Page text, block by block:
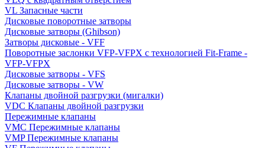
VL Запасные части
Дисковые поворотные затворы
Дисковые затворы (Ghibson)
Затворы дисковые - VFF
Поворотные заслонки VFP-VFPX с технологией Fit-Frame -
VFP-VFPX
Дисковые затворы - VFS
Дисковые затворы - VW
Клапаны двойной разгрузки (мигалки)
VDC Клапаны двойной разгрузки
Пережимные клапаны
VMC Пережимные клапаны
VMP Пережимные клапаны